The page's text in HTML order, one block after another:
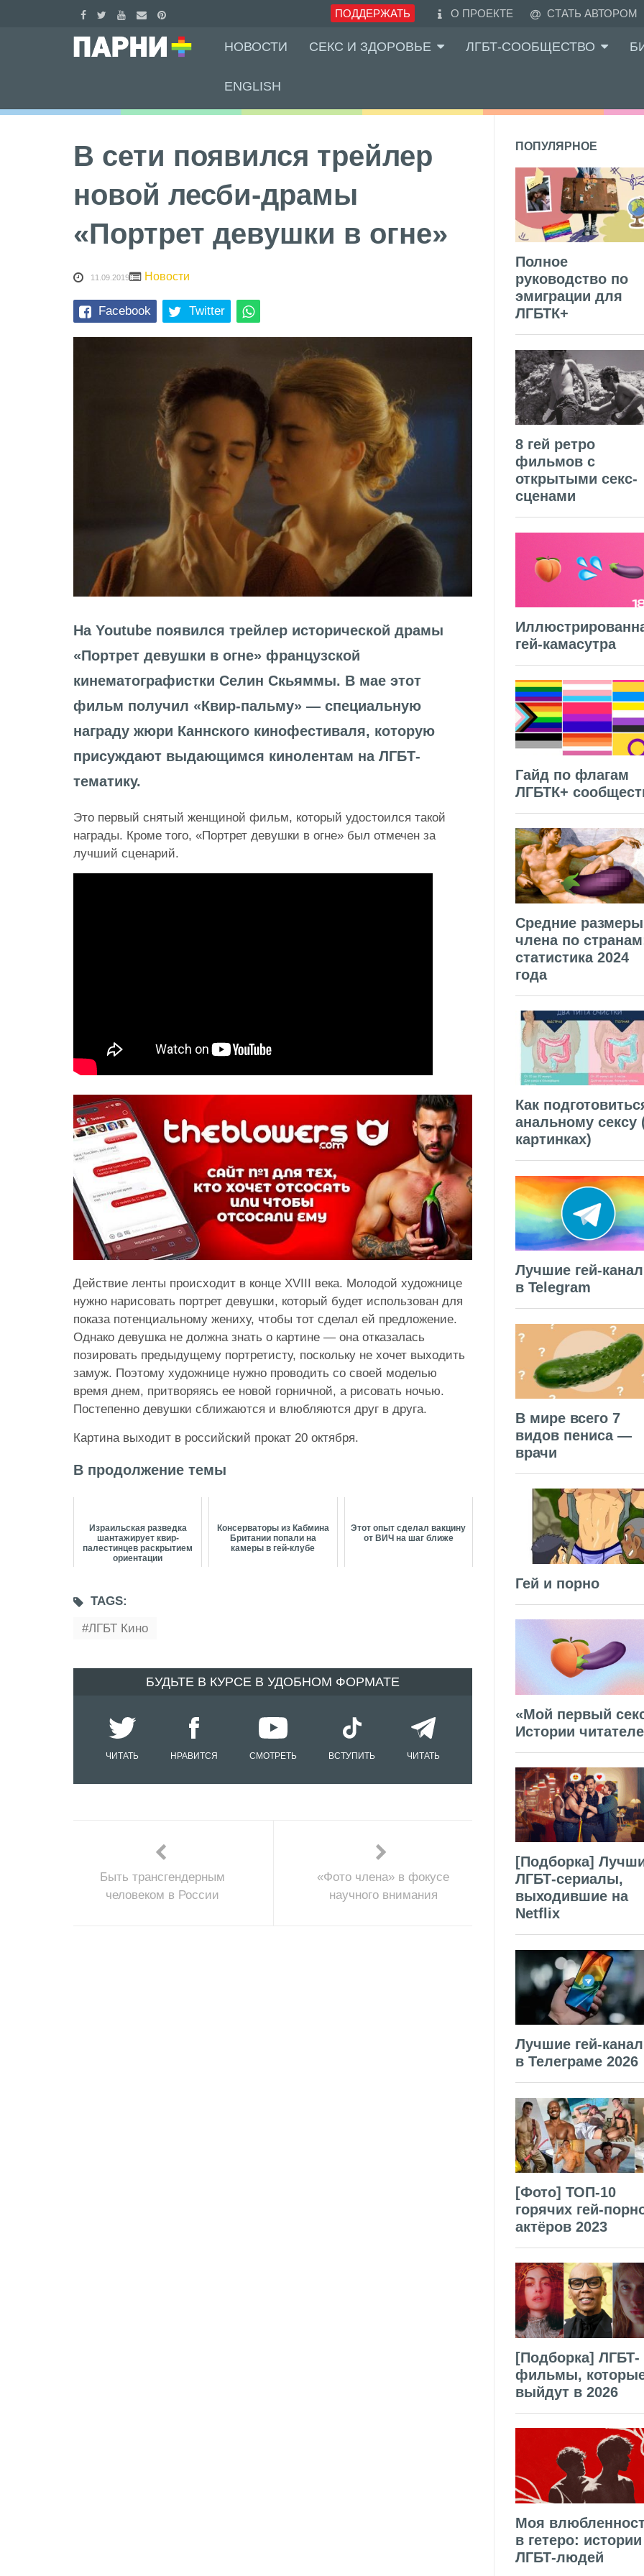
ПОДДЕРЖАТЬ О ПРОЕКТЕ СТАТЬ АВТОРОМ
НОВОСТИ СЕКС И ЗДОРОВЬЕ ЛГБТ-СООБЩЕСТВО
ENGLISH
В сети появился трейлер
новой лесби-драмы
«Портрет девушки в огне»
11.09.2019 Новости
Facebook Twitter
На Youtube появился трейлер исторической драмы
«Портрет девушки в огне» французской
кинематографистки Селин Скьяммы. В мае этот
фильм получил «Квир-пальму» — специальную
награду жюри Каннского кинофестиваля, которую
присуждают выдающимся кинолентам на ЛГБТ-
тематику.
Это первый снятый женщиной фильм, который удостоился такой
награды. Кроме того, «Портрет девушки в огне» был отмечен за
лучший сценарий.
Действие ленты происходит в конце XVIII века. Молодой художнице
нужно нарисовать портрет девушки, который будет использован для
показа потенциальному жениху, чтобы тот сделал ей предложение.
Однако девушка не должна знать о картине — она отказалась
позировать предыдущему портретисту, поскольку не хочет выходить
замуж. Поэтому художнице нужно проводить со своей моделью
время днем, притворяясь ее новой горничной, а рисовать ночью.
Постепенно девушки сближаются и влюбляются друг в друга.
Картина выходит в российский прокат 20 октября.
В продолжение темы
Израильская разведка
шантажирует квир-
палестинцев раскрытием
ориентации
Консерваторы из Кабмина
Британии попали на
камеры в гей-клубе
Этот опыт сделал вакцину
от ВИЧ на шаг ближе
TAGS:
ЛГБТ Кино
БУДЬТЕ В КУРСЕ В УДОБНОМ ФОРМАТЕ
ЧИТАТЬ НРАВИТСЯ СМОТРЕТЬ ВСТУПИТЬ ЧИТАТЬ
Быть трансгендерным
человеком в России
«Фото члена» в фокусе
научного внимания
ПОПУЛЯРНОЕ
Полное
руководство по
эмиграции для
ЛГБТК+
8 гей ретро
фильмов с
открытыми секс-
сценами
гей-камасутра
Гайд по флагам
ЛГБТК+
Средние размеры
члена по
статистика 2024
года
Как
анальному сексу
картинках)
Лучшие гей-
в Telegram
В мире всего 7
видов пениса —
врачи
Гей и порно
«Мой первый
Истории
[Подборка]
ЛГБТ-сериалы,
выходившие на
Netflix
Лучшие гей-
в Телеграме 2026
[Фото] ТОП-10
горячих гей-
актёров 2023
[Подборка] ЛГБТ-
фильмы,
выйдут в 2026
Моя
в гетеро: истории
ЛГБТ-людей